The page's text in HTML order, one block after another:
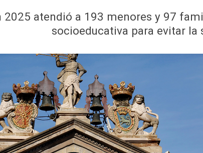
2025 atendió a 193 menores y 97
socioeducativa para evitar la